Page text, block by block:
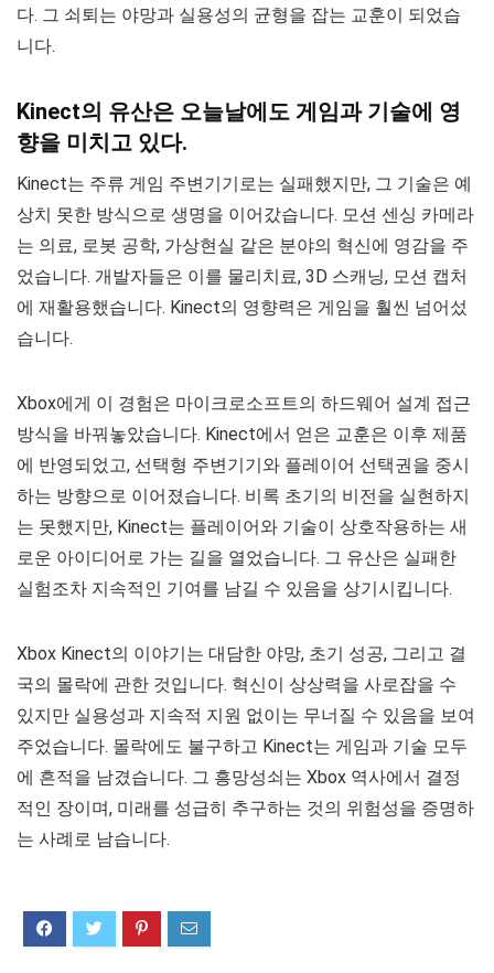
다. 그 쇠퇴는 야망과 실용성의 균형을 잡는 교훈이 되었습
니다.
Kinect의 유산은 오늘날에도 게임과 기술에 영
향을 미치고 있다.
Kinect는 주류 게임 주변기기로는 실패했지만, 그 기술은 예
상치 못한 방식으로 생명을 이어갔습니다. 모션 센싱 카메라
는 의료, 로봇 공학, 가상현실 같은 분야의 혁신에 영감을 주
었습니다. 개발자들은 이를 물리치료, 3D 스캐닝, 모션 캡처
에 재활용했습니다. Kinect의 영향력은 게임을 훨씬 넘어섰
습니다.
Xbox에게 이 경험은 마이크로소프트의 하드웨어 설계 접근
방식을 바꿔놓았습니다. Kinect에서 얻은 교훈은 이후 제품
에 반영되었고, 선택형 주변기기와 플레이어 선택권을 중시
하는 방향으로 이어졌습니다. 비록 초기의 비전을 실현하지
는 못했지만, Kinect는 플레이어와 기술이 상호작용하는 새
로운 아이디어로 가는 길을 열었습니다. 그 유산은 실패한
실험조차 지속적인 기여를 남길 수 있음을 상기시킵니다.
Xbox Kinect의 이야기는 대담한 야망, 초기 성공, 그리고 결
국의 몰락에 관한 것입니다. 혁신이 상상력을 사로잡을 수
있지만 실용성과 지속적 지원 없이는 무너질 수 있음을 보여
주었습니다. 몰락에도 불구하고 Kinect는 게임과 기술 모두
에 흔적을 남겼습니다. 그 흥망성쇠는 Xbox 역사에서 결정
적인 장이며, 미래를 성급히 추구하는 것의 위험성을 증명하
는 사례로 남습니다.